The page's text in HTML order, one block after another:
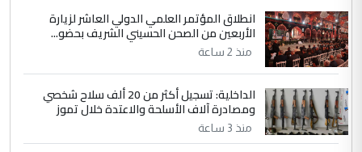
الاستماع للمدير ومغرفة ...
الموضوع :
وزير الصحة يعفي مدير مستشفى الكرخ
العام في بغداد
4 سردار
التعليق : واحد من عصابة علي ماما يسقط
جنسية الرافد الثالث للعراق ومن اصول عريقة
انطلاق المؤتمر العلمي الدولي العاشر لزيارة
الأربعين من الصحن الحسيني الشريف بحضو...
منذ 2 ساعة
الداخلية: تسجيل أكثر من 20 ألف سلاح شخصي
ومصادرة آلاف الأسلحة والاعتدة خلال تموز
منذ 3 ساعة